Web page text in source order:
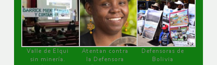
Valle de Elqui
sin minería.
Atentan contra
la Defensora
Defensoras de
Bolivia